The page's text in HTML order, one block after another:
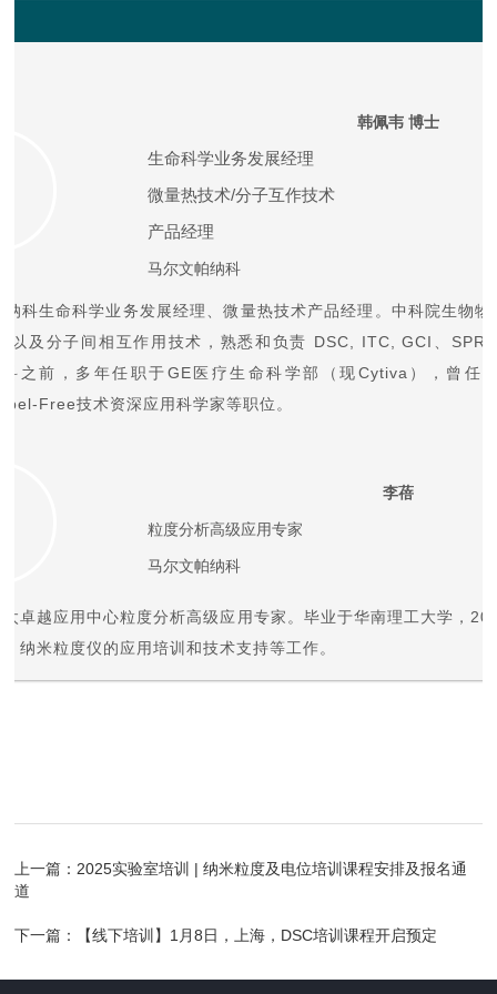
韩佩韦 博士
生命科学业务发展经理
微量热技术/分子互作技术
产品经理
马尔文帕纳科
科生命科学业务发展经理、微量热技术产品经理。中科院生物
以及分子间相互作用技术，熟悉和负责 DSC, ITC, GCI、SPR
之前，多年任职于GE医疗生命科学部（现Cytiva），曾任
Free技术资深应用科学家等职位。
李蓓
粒度分析高级应用专家
马尔文帕纳科
卓越应用中心粒度分析高级应用专家。毕业于华南理工大学，
纳米粒度仪的应用培训和技术支持等工作。
上一篇： 2025实验室培训 | 纳米粒度及电位培训课程安排及报名通
道
下一篇： 【线下培训】1月8日，上海，DSC培训课程开启预定